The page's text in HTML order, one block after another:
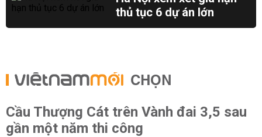
thủ tục 6 dự án lớn
CHỌN
Cầu Thượng Cát trên Vành đai 3,5 sau
gần một năm thi công